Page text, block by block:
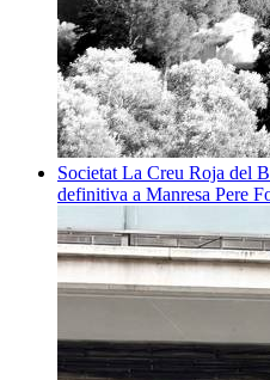
Societat La Creu Roja del
definitiva a Manresa Pere